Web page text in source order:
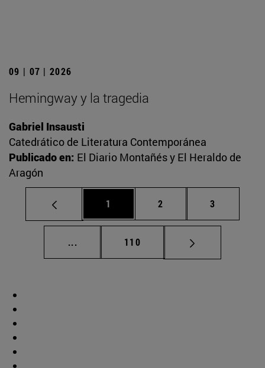
09 | 07 | 2026
Hemingway y la tragedia
Gabriel Insausti
Catedrático de Literatura Contemporánea
Publicado en: El Diario Montañés y El Heraldo de
Aragón
Página
1 Página
2 Página
3
... Páginas intermedias Use TAB para
Página
110